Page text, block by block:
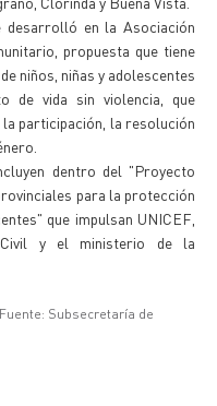
desarrolló en la Asociación
propuesta que tiene
niños, niñas y adolescentes
de vida sin violencia, que
participación, la resolución
dentro del "Proyecto
para la protección
que impulsan UNICEF,
Civil y el ministerio de la
Subsecretaría de